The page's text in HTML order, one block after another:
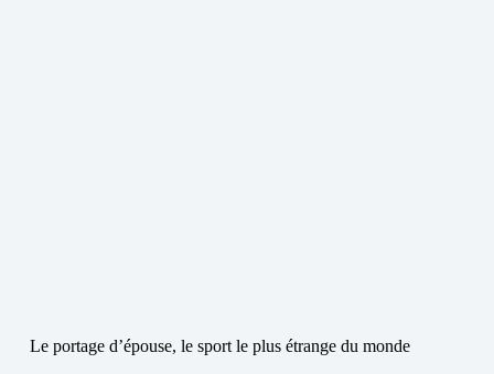
Le portage d’épouse, le sport le plus étrange du monde